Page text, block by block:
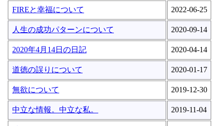
FIREと幸福について 2022-06-25
人生の成功パターンについて 2020-09-14
2020年4月14日の日記 2020-04-14
道徳の誤りについて 2020-01-17
無欲について 2019-12-30
中立な情報。中立な私。 2019-11-04